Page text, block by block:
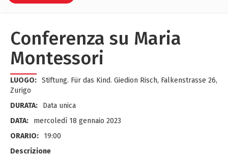
Conferenza su Maria
Montessori
LUOGO: Stiftung. Für das Kind. Giedion Risch, Falkenstrasse 26,
Zurigo
DURATA:
Data unica
DATA:
mercoledì 18 gennaio 2023
ORARIO:
19:00
Descrizione